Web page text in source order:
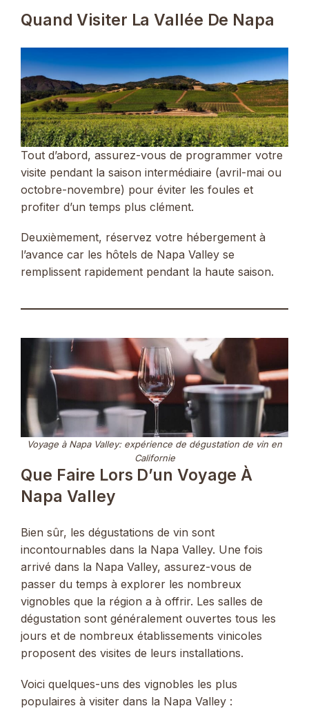
Quand Visiter La Vallée De Napa
Tout d’abord, assurez-vous de programmer votre
visite pendant la saison intermédiaire (avril-mai ou
octobre-novembre) pour éviter les foules et
profiter d’un temps plus clément.
Deuxièmement, réservez votre hébergement à
l’avance car les hôtels de Napa Valley se
remplissent rapidement pendant la haute saison.
Voyage à Napa Valley: expérience de dégustation de vin en
Californie
Que Faire Lors D’un Voyage À
Napa Valley
Bien sûr, les dégustations de vin sont
incontournables dans la Napa Valley. Une fois
arrivé dans la Napa Valley, assurez-vous de
passer du temps à explorer les nombreux
vignobles que la région a à offrir. Les salles de
dégustation sont généralement ouvertes tous les
jours et de nombreux établissements vinicoles
proposent des visites de leurs installations.
Voici quelques-uns des vignobles les plus
populaires à visiter dans la Napa Valley :